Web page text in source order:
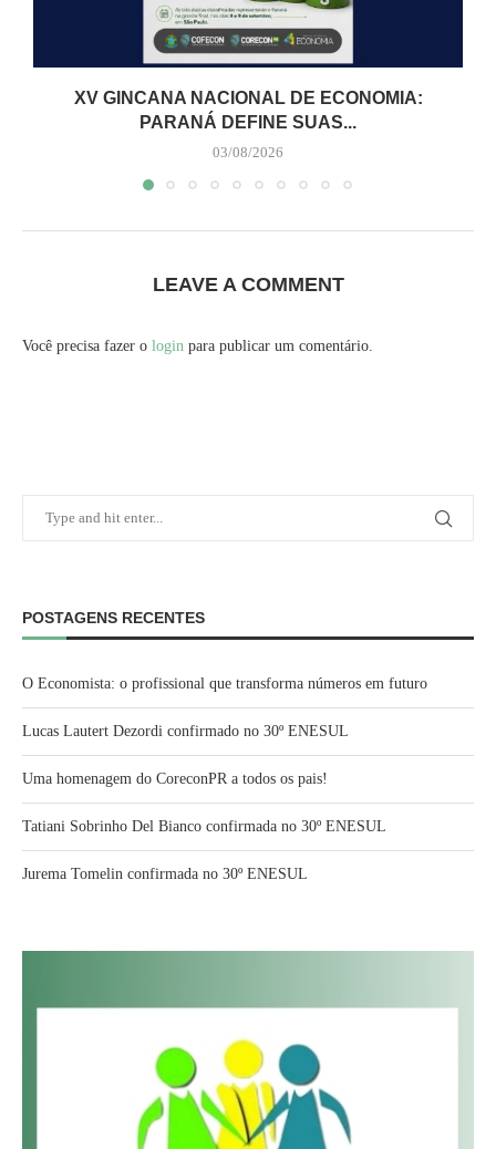
XV GINCANA NACIONAL DE ECONOMIA:
PARANÁ DEFINE SUAS...
03/08/2026
LEAVE A COMMENT
Você precisa fazer o login para publicar um comentário.
POSTAGENS RECENTES
O Economista: o profissional que transforma números em futuro
Lucas Lautert Dezordi confirmado no 30º ENESUL
Uma homenagem do CoreconPR a todos os pais!
Tatiani Sobrinho Del Bianco confirmada no 30º ENESUL
Jurema Tomelin confirmada no 30º ENESUL